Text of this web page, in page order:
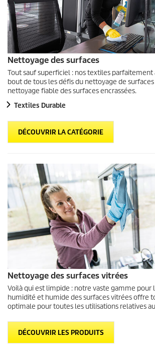
Nettoyage des surfaces
Tout sauf superficiel : nos textiles parfaitement
bout de tous les défis du nettoyage de
nettoyage fiable des surfaces encrassées.
Textiles Durable
DÉCOUVRIR LA CATÉGORIE
Nettoyage des surfaces vitrées
Voilà qui est limpide : notre vaste gamme pour
humidité et humide des surfaces vitrées offre
optimale pour toutes les utilisations relatives
DÉCOUVRIR LES PRODUITS